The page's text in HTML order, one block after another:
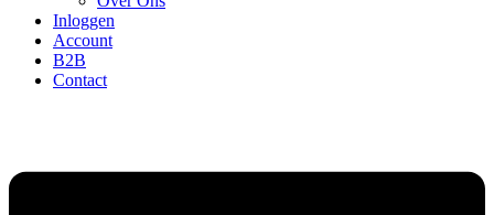
Inloggen
Account
B2B
Contact